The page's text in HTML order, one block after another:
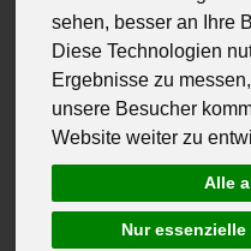
sehen, besser an Ihre
Diese Technologien
Ergebnisse zu
unsere Besucher
Website weiter zu
Alle
Nur